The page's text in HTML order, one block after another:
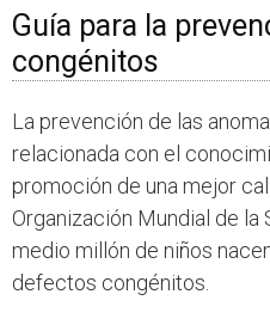
Guía para la
congénitos
La prevención de las
relacionada con el
promoción de una mejor
Organización Mundial de la
medio millón de niños
defectos congénitos.